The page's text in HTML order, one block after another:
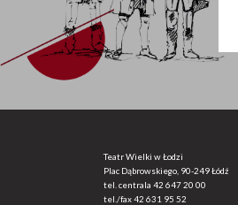
Teatr Wielki w Łodzi
Plac Dąbrowskiego, 90-249 Łódź
tel. centrala 42 647 20 00
tel./fax42 631 95 52